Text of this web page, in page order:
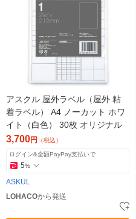
アスクル 屋外ラベル（屋外 粘
着ラベル） A4 ノーカット ホワ
イト（白色） 30枚 オリジナル
3,700円 （税込）
ログイン&全額PayPay支払いで
5%
ASKUL
LOHACOから発送